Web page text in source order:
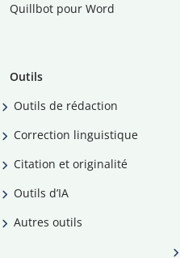
Quillbot pour Word
Outils
Outils de rédaction
Correction linguistique
Citation et originalité
Outils d’IA
Autres outils